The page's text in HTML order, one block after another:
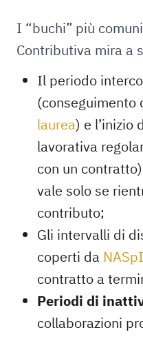
I “buchi” più
Contributiva mira a
Il periodo
(conseguimento
laurea) e l’inizio
lavorativa
con un
vale solo se
contributo;
Gli intervalli di
coperti da NASpI
contratto a
Periodi di
collaborazioni